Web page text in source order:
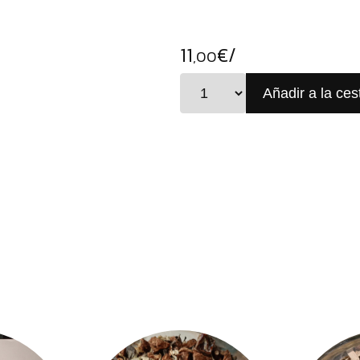
11,00€/